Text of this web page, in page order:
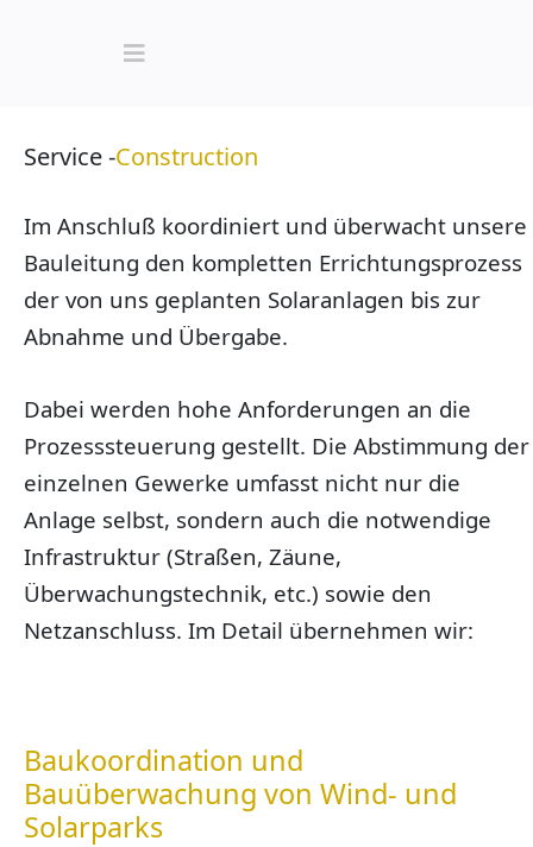
Service -Construction
Im Anschluß koordiniert und überwacht unsere
Bauleitung den kompletten Errichtungsprozess
der von uns geplanten Solaranlagen bis zur
Abnahme und Übergabe.
Dabei werden hohe Anforderungen an die
Prozesssteuerung gestellt. Die Abstimmung der
einzelnen Gewerke umfasst nicht nur die
Anlage selbst, sondern auch die notwendige
Infrastruktur (Straßen, Zäune,
Überwachungstechnik, etc.) sowie den
Netzanschluss. Im Detail übernehmen wir:
Baukoordination und
Bauüberwachung von Wind- und
Solarparks